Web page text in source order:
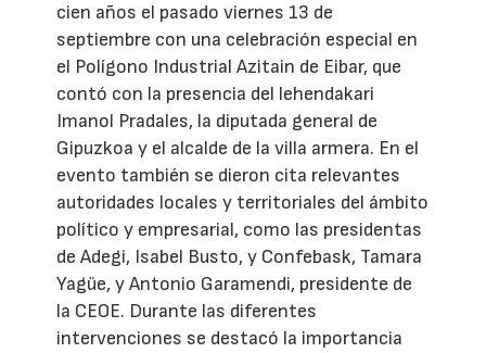
cien años el pasado viernes 13 de
septiembre con una celebración especial en
el Polígono Industrial Azitain de Eibar, que
contó con la presencia del lehendakari
Imanol Pradales, la diputada general de
Gipuzkoa y el alcalde de la villa armera. En el
evento también se dieron cita relevantes
autoridades locales y territoriales del ámbito
político y empresarial, como las presidentas
de Adegi, Isabel Busto, y Confebask, Tamara
Yagüe, y Antonio Garamendi, presidente de
la CEOE. Durante las diferentes
intervenciones se destacó la importancia